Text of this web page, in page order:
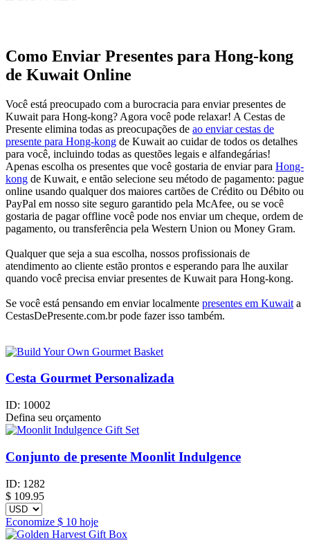
Como Enviar Presentes para Hong-kong
de Kuwait Online
Você está preocupado com a burocracia para enviar presentes de
Kuwait para Hong-kong? Agora você pode relaxar! A Cestas de
Presente elimina todas as preocupações de ao enviar cestas de
presente para Hong-kong de Kuwait ao cuidar de todos os detalhes
para você, incluindo todas as questões legais e alfandegárias!
Apenas escolha os presentes que você gostaria de enviar para Hong-
kong de Kuwait, e então selecione seu método de pagamento: pague
online usando qualquer dos maiores cartões de Crédito ou Débito ou
PayPal em nosso site seguro garantido pela McAfee, ou se você
gostaria de pagar offline você pode nos enviar um cheque, ordem de
pagamento, ou transferência pela Western Union ou Money Gram.
Qualquer que seja a sua escolha, nossos profissionais de
atendimento ao cliente estão prontos e esperando para lhe auxilar
quando você precisa enviar presentes de Kuwait para Hong-kong.
Se você está pensando em enviar localmente presentes em Kuwait a
CestasDePresente.com.br pode fazer isso também.
Cesta Gourmet Personalizada
ID: 10002
Defina seu orçamento
Conjunto de presente Moonlit Indulgence
ID: 1282
$ 109.95
Economize $ 10 hoje